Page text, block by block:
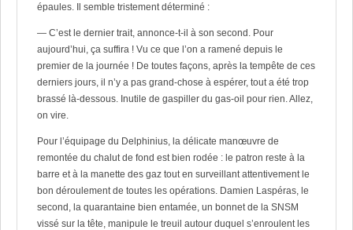
épaules. Il semble tristement déterminé :
— C’est le dernier trait, annonce-t-il à son second. Pour
aujourd’hui, ça suffira ! Vu ce que l’on a ramené depuis le
premier de la journée ! De toutes façons, après la tempête de ces
derniers jours, il n’y a pas grand-chose à espérer, tout a été trop
brassé là-dessous. Inutile de gaspiller du gas-oil pour rien. Allez,
on vire.
Pour l’équipage du Delphinius, la délicate manœuvre de
remontée du chalut de fond est bien rodée : le patron reste à la
barre et à la manette des gaz tout en surveillant attentivement le
bon déroulement de toutes les opérations. Damien Laspéras, le
second, la quarantaine bien entamée, un bonnet de la SNSM
vissé sur la tête, manipule le treuil autour duquel s’enroulent les